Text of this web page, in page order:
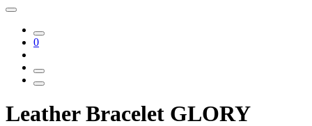
0
Leather Bracelet GLORY